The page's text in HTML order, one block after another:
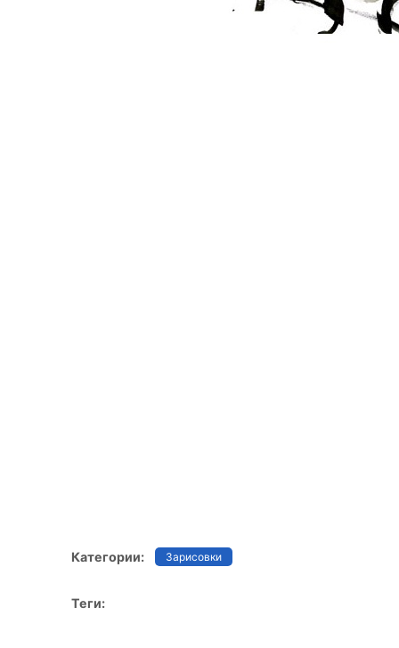
Категории: Зарисовки
Теги: